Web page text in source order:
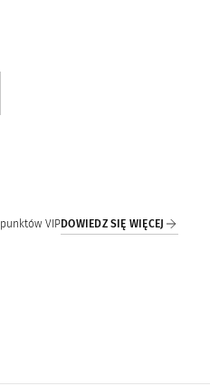
punktów VIPDOWIEDZ SIĘ WIĘCEJ